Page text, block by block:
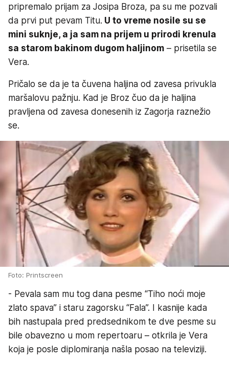
pripremalo prijam za Josipa Broza, pa su me pozvali
da prvi put pevam Titu. U to vreme nosile su se
mini suknje, a ja sam na prijem u prirodi krenula
sa starom bakinom dugom haljinom – prisetila se
Vera.
Pričalo se da je ta čuvena haljina od zavesa privukla
maršalovu pažnju. Kad je Broz čuo da je haljina
pravljena od zavesa donesenih iz Zagorja raznežio
se.
Foto: Printscreen
- Pevala sam mu tog dana pesme “Tiho noći moje
zlato spava” i staru zagorsku “Fala”. I kasnije kada
bih nastupala pred predsednikom te dve pesme su
bile obavezno u mom repertoaru – otkrila je Vera
koja je posle diplomiranja našla posao na televiziji.